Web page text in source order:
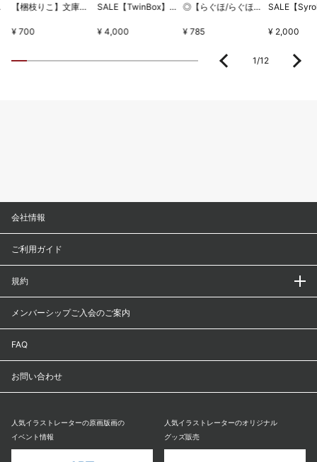
セット 【梱枝りこ】文庫本型メモブック・「すいーとほいっぷ」限定版表紙
¥ 700
SALE【TwinBox】WSB1タペストリー・放課後の保健室
¥ 4,000
◎【らぐほ/らぐほのえりか】リボン
¥ 785 ¥ 2,000
1/12
人気イラストレーターの原画版画の
イベント情報
人気イラストレーターのオリジナル
グッズ販売
会社情報
ご利用ガイド
規約
メンバーシップご入会のご案内
FAQ
お問い合わせ